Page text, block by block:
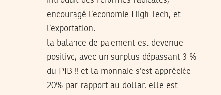
encouragé l’economie High Tech, et
l’exportation.
la balance de paiement est devenue
positive, avec un surplus dépassant 3 %
du PIB !! et la monnaie s’est appréciée
20% par rapport au dollar. elle est